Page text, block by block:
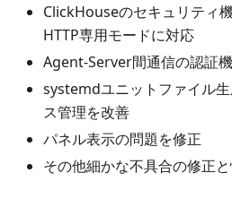
ClickHouseのセキュリティ
HTTP専用モードに対応
Agent-Server間通信の認証
systemdユニットファイル
ス管理を改善
パネル表示の問題を修正
その他細かな不具合の修正